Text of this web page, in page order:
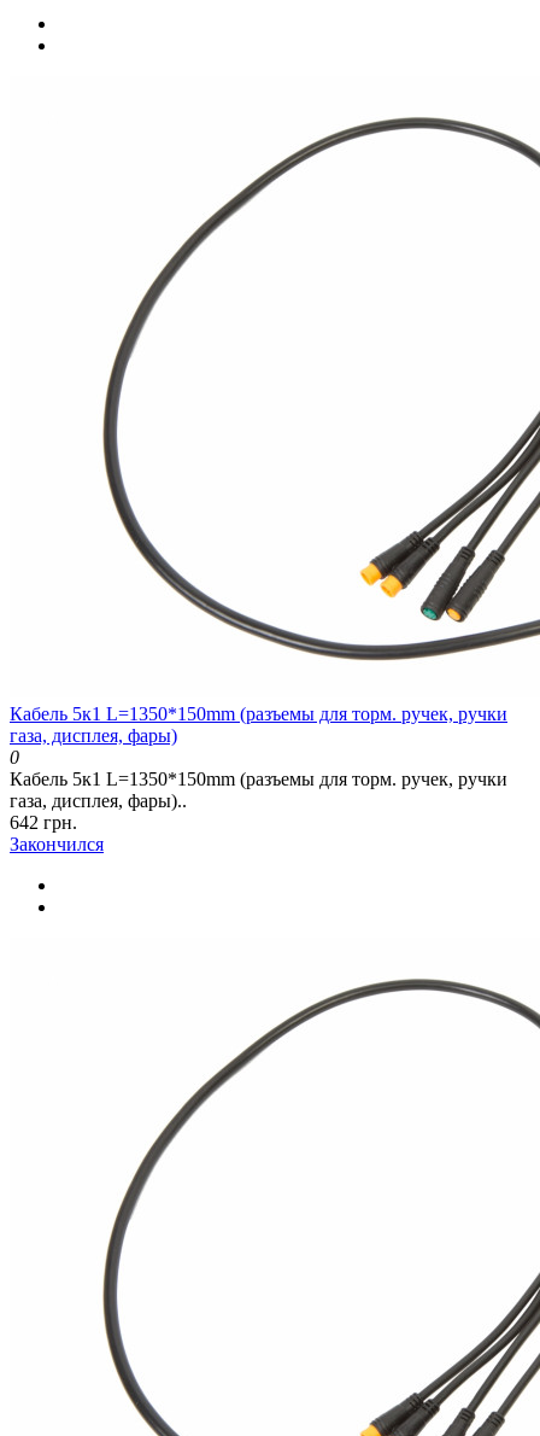
Кабель 5к1 L=1350*150mm (разъемы для торм. ручек, ручки
газа, дисплея, фары)
0
Кабель 5к1 L=1350*150mm (разъемы для торм. ручек, ручки
газа, дисплея, фары)..
642 грн.
Закончился